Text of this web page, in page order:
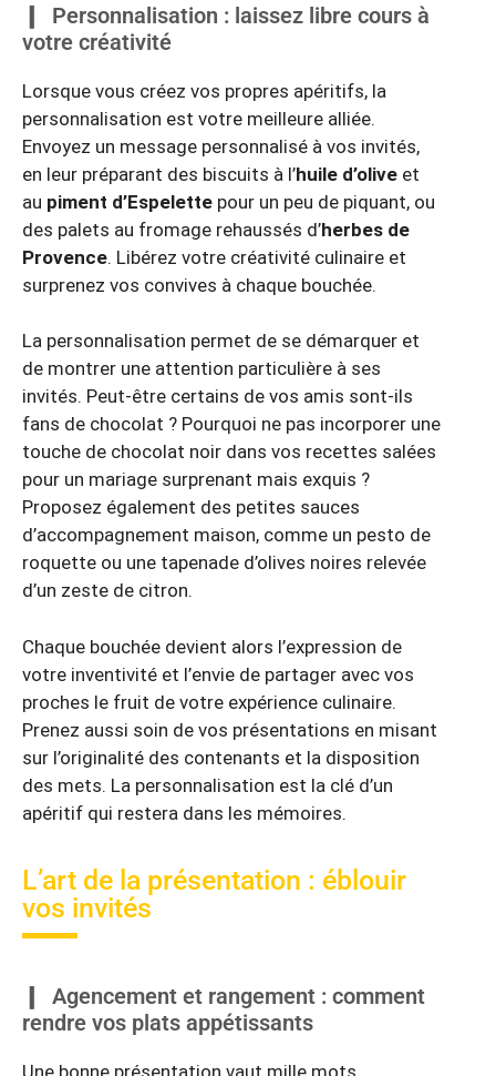
Personnalisation : laissez libre cours à
votre créativité
Lorsque vous créez vos propres apéritifs, la
personnalisation est votre meilleure alliée.
Envoyez un message personnalisé à vos invités,
en leur préparant des biscuits à l’huile d’olive et
au piment d’Espelette pour un peu de piquant, ou
des palets au fromage rehaussés d’herbes de
Provence. Libérez votre créativité culinaire et
surprenez vos convives à chaque bouchée.
La personnalisation permet de se démarquer et
de montrer une attention particulière à ses
invités. Peut-être certains de vos amis sont-ils
fans de chocolat ? Pourquoi ne pas incorporer une
touche de chocolat noir dans vos recettes salées
pour un mariage surprenant mais exquis ?
Proposez également des petites sauces
d’accompagnement maison, comme un pesto de
roquette ou une tapenade d’olives noires relevée
d’un zeste de citron.
Chaque bouchée devient alors l’expression de
votre inventivité et l’envie de partager avec vos
proches le fruit de votre expérience culinaire.
Prenez aussi soin de vos présentations en misant
sur l’originalité des contenants et la disposition
des mets. La personnalisation est la clé d’un
apéritif qui restera dans les mémoires.
L’art de la présentation : éblouir
vos invités
Agencement et rangement : comment
rendre vos plats appétissants